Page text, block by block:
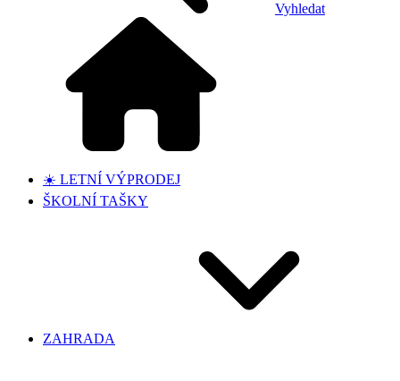
Vyhledat
☀️ LETNÍ VÝPRODEJ
ŠKOLNÍ TAŠKY
ZAHRADA